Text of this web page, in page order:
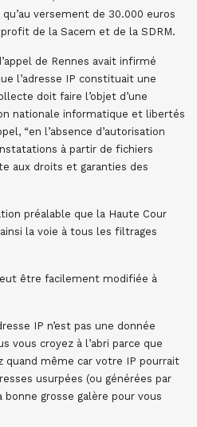
versement de 30.000 euros
de la Sacem et de la SDRM.
de Rennes avait infirmé
l’adresse IP constituait une
doit faire l’objet d’une
nationale informatique et libertés
“en l’absence d’autorisation
à partir de fichiers
aux droits et garanties des
préalable que la Haute Cour
la voie à tous les filtrages
être facilement modifiée à
IP n’est pas une donnée
vous croyez à l’abri parce que
quand même car votre IP pourrait
usurpées (ou générées par
grosse galère pour vous